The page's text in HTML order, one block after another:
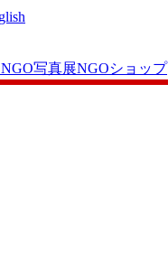
NGO写真展NGOショップ